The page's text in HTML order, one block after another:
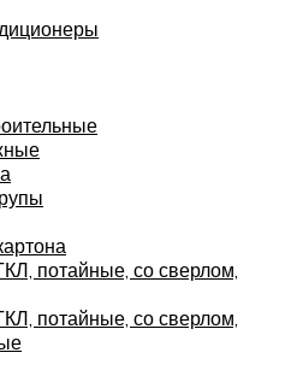
потайные, со сверлом,
потайные, со сверлом,